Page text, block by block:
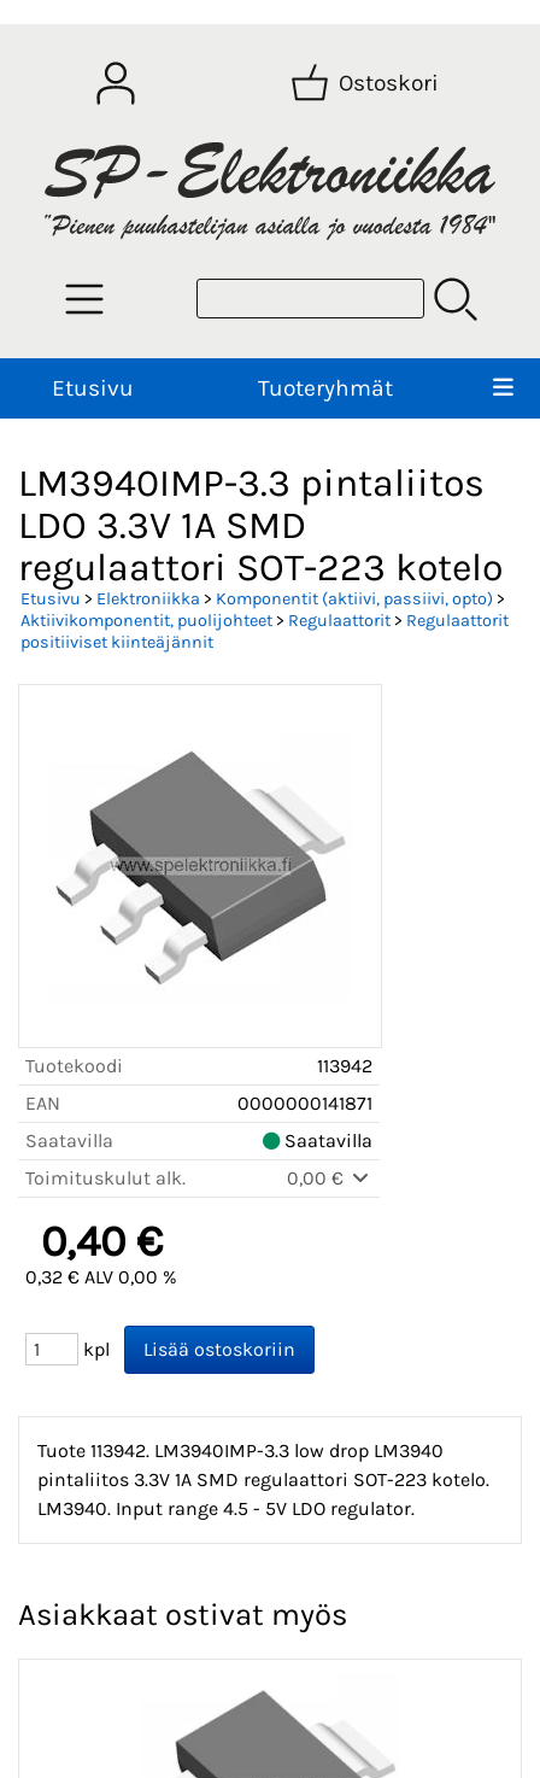
Ostoskori
Etusivu Tuoteryhmät
LM3940IMP-3.3 pintaliitos
LDO 3.3V 1A SMD
regulaattori SOT-223 kotelo
Etusivu > Elektroniikka > Komponentit (aktiivi, passiivi, opto) >
Aktiivikomponentit, puolijohteet> Regulaattorit> Regulaattorit
positiiviset kiinteäjännit
Tuotekoodi
113942
EAN
0000000141871
Saatavilla
Saatavilla
Toimituskulut alk.
0,00 €
0,40 €
0,32 € ALV 0,00 %
kpl
Tuote 113942. LM3940IMP-3.3 low drop LM3940
pintaliitos 3.3V 1A SMD regulaattori SOT-223 kotelo.
LM3940. Input range 4.5 - 5V LDO regulator.
Asiakkaat ostivat myös